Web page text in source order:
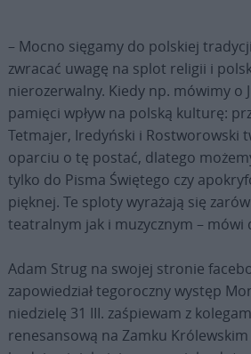
– Mocno sięgamy do polskiej
zwracać uwagę na splot religii i
nierozerwalny. Kiedy np. mówimy o
pamięci wpływ na polską kulturę:
Tetmajer, Iredyński i Rostworowski
oparciu o tę postać, dlatego
tylko do Pisma Świętego czy
pięknej. Te sploty wyrażają się
teatralnym jak i muzycznym –
Adam Strug na swojej stronie
zapowiedział tegoroczny występ
niedzielę 31 III. zaśpiewam z
renesansową na Zamku Królewskim